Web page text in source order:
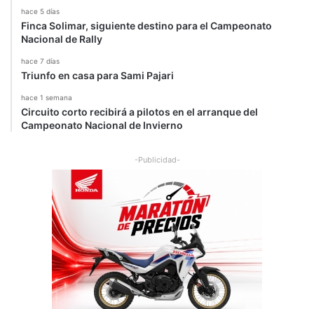
hace 5 días
Finca Solimar, siguiente destino para el Campeonato
Nacional de Rally
hace 7 días
Triunfo en casa para Sami Pajari
hace 1 semana
Circuito corto recibirá a pilotos en el arranque del
Campeonato Nacional de Invierno
-Publicidad-